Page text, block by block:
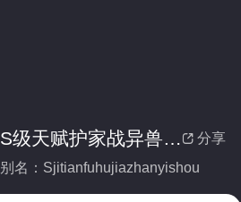
 分享
S级天赋护家战异兽(全集)
别名：Sjitianfuhujiazhanyishou